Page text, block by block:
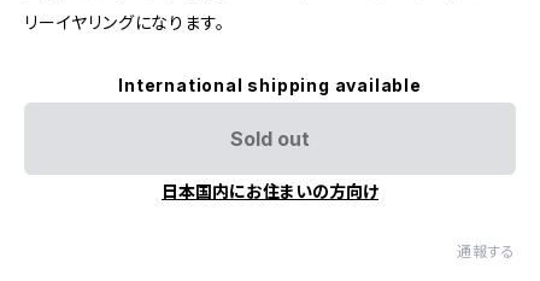
リーイヤリングになります。
International shipping available
Sold out
日本国内にお住まいの方向け
通報する